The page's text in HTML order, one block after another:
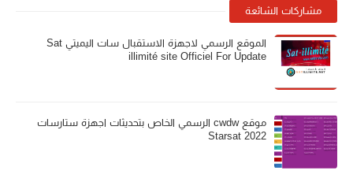
مشاركات الشائعة
الموقع الرسمي لاجهزة الاستقبال سات اليميتي Sat
illimité site Officiel For Update
موقع cwdw الرسمي الخاص بتحديثات اجهزة ستارسات
Starsat 2022